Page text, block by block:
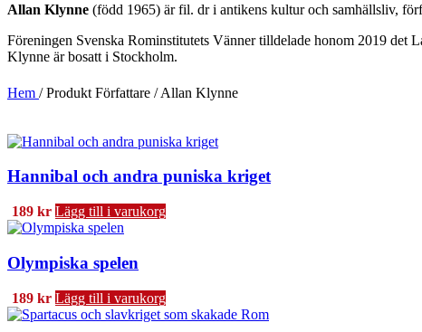
Allan Klynne (född 1965) är fil. dr i antikens kultur och samhällsliv,
Föreningen Svenska Rominstitutets Vänner tilldelade honom 2019 det
Klynne är bosatt i Stockholm.
Hem / Produkt Författare / Allan Klynne
Hannibal och andra puniska kriget
189 kr Lägg till i varukorg
Olympiska spelen
189 kr Lägg till i varukorg